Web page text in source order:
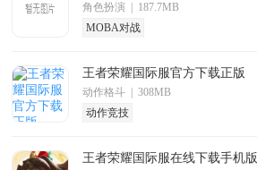
角色扮演 | 187.7MB
MOBA对战
王者荣耀国际服官方下载正版
动作格斗 | 308MB
动作竞技
王者荣耀国际服在线下载手机版